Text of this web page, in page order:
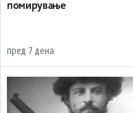
помирување
пред 7 дена